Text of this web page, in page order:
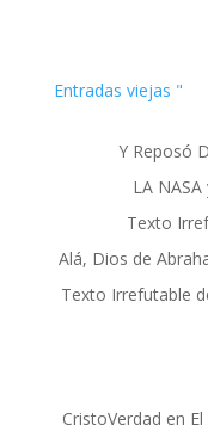
" Entradas viejas
Y Reposó
LA
Texto
Alá, Dios de
Texto Irrefutable
CristoVerdad en